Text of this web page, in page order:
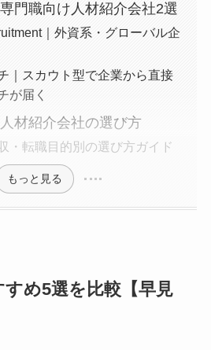
門職向け人材紹介会社2選
｜外資系・グローバル企
｜スカウト型で企業から直接
が届く
材紹介会社の選び方
・転職目的別の選び方ガイド
もっと見る
すめ5選を比較【早見